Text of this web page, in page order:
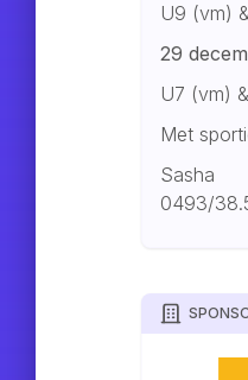
U9 (vm)
29
U7 (vm)
Met
Sasha
0493/